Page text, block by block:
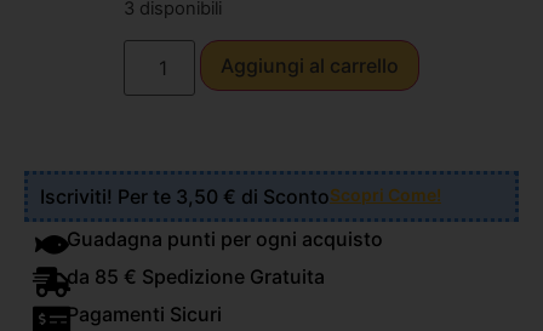
3 disponibili
Aggiungi al carrello
Iscriviti! Per te 3,50 € di ScontoScopri Come!
Guadagna punti per ogni acquisto
da 85 € Spedizione Gratuita
Pagamenti Sicuri